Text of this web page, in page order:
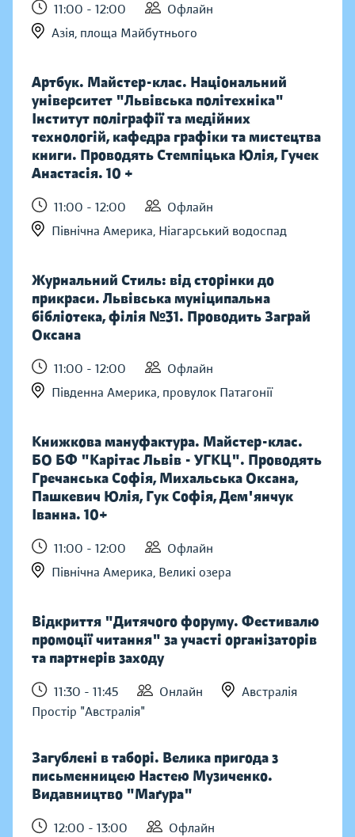
11:00 - 12:00
Офлайн
Азія, площа Майбутнього
Артбук. Майстер-клас. Національний
університет "Львівська політехніка"
Інститут поліграфії та медійних
технологій, кафедра графіки та мистецтва
книги. Проводять Стемпіцька Юлія, Гучек
Анастасія. 10 +
11:00 - 12:00
Офлайн
Північна Америка, Ніагарський водоспад
Журнальний Стиль: від сторінки до
прикраси. Львівська муніципальна
бібліотека, філія №31. Проводить Заграй
Оксана
11:00 - 12:00
Офлайн
Південна Америка, провулок Патагонії
Книжкова мануфактура. Майстер-клас.
БО БФ "Карітас Львів - УГКЦ". Проводять
Гречанська Софія, Михальська Оксана,
Пашкевич Юлія, Гук Софія, Дем'янчук
Іванна. 10+
11:00 - 12:00
Офлайн
Північна Америка, Великі озера
Відкриття "Дитячого форуму. Фестивалю
промоції читання" за участі організаторів
та партнерів заходу
11:30 - 11:45 Онлайн
Австралія
Простір "Австралія"
Загублені в таборі. Велика пригода з
письменницею Настею Музиченко.
Видавництво "Маґура"
12:00 - 13:00
Офлайн